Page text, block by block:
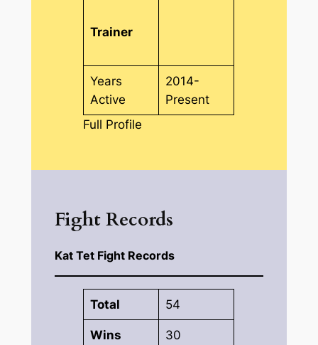
Trainer
Years
Active
2014-
Present
Full Profile
Fight Records
Kat Tet Fight Records
Total 54
Wins 30